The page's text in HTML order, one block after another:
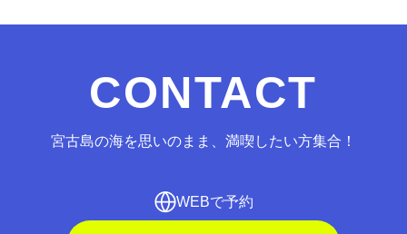
CONTACT
宮古島の海を思いのまま、満喫したい方集合！
WEBで予約